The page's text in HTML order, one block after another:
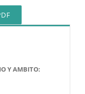
Y AMBITO: